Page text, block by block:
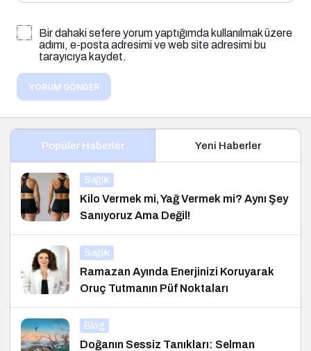
Bir dahaki sefere yorum yaptığımda kullanılmak üzere
adımı, e-posta adresimi ve web site adresimi bu
tarayıcıya kaydet.
YORUM GÖNDER
Popüler Haberler Yeni Haberler
Sağlık
Kilo Vermek mi, Yağ Vermek mi? Aynı Şey
Sanıyoruz Ama Değil!
Sağlık
Ramazan Ayında Enerjinizi Koruyarak
Oruç Tutmanın Püf Noktaları
Blog
Doğanın Sessiz Tanıkları: Selman